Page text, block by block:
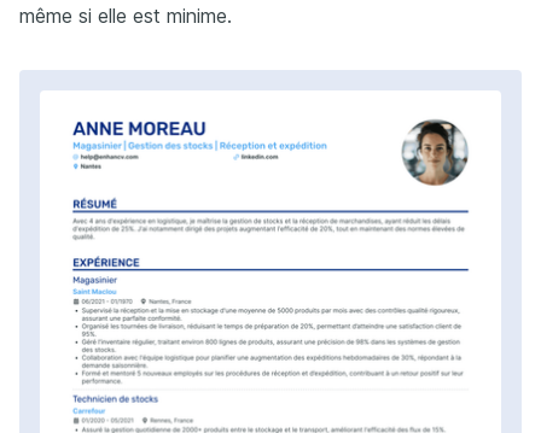
même si elle est minime.